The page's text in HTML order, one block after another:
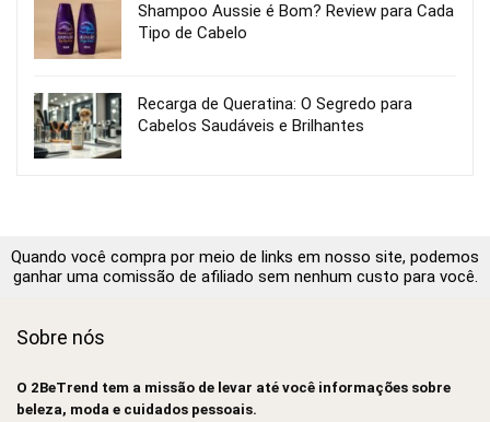
Shampoo Aussie é Bom? Review para Cada
Tipo de Cabelo
Recarga de Queratina: O Segredo para
Cabelos Saudáveis e Brilhantes
Quando você compra por meio de links em nosso site, podemos
ganhar uma comissão de afiliado sem nenhum custo para você.
Sobre nós
O 2BeTrend tem a missão de levar até você informações sobre
beleza, moda e cuidados pessoais.